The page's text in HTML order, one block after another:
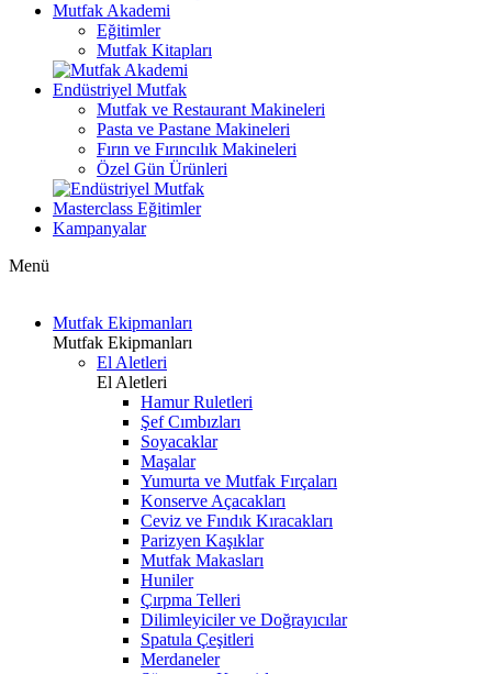
Mutfak Akademi
Eğitimler
Mutfak Kitapları
Endüstriyel Mutfak
Mutfak ve Restaurant Makineleri
Pasta ve Pastane Makineleri
Fırın ve Fırıncılık Makineleri
Özel Gün Ürünleri
Masterclass Eğitimler
Kampanyalar
Menü
Mutfak Ekipmanları
Mutfak Ekipmanları
El Aletleri
El Aletleri
Hamur Ruletleri
Şef Cımbızları
Soyacaklar
Maşalar
Yumurta ve Mutfak Fırçaları
Konserve Açacakları
Ceviz ve Fındık Kıracakları
Parizyen Kaşıklar
Mutfak Makasları
Huniler
Çırpma Telleri
Dilimleyiciler ve Doğrayıcılar
Spatula Çeşitleri
Merdaneler